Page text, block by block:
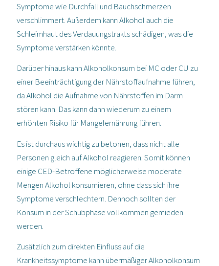
Symptome wie Durchfall und Bauchschmerzen
verschlimmert. Außerdem kann Alkohol auch die
Schleimhaut des Verdauungstrakts schädigen, was die
Symptome verstärken könnte.
Darüber hinaus kann Alkoholkonsum bei MC oder CU zu
einer Beeinträchtigung der Nährstoffaufnahme führen,
da Alkohol die Aufnahme von Nährstoffen im Darm
stören kann. Das kann dann wiederum zu einem
erhöhten Risiko für Mangelernährung führen.
Es ist durchaus wichtig zu betonen, dass nicht alle
Personen gleich auf Alkohol reagieren. Somit können
einige CED-Betroffene möglicherweise moderate
Mengen Alkohol konsumieren, ohne dass sich ihre
Symptome verschlechtern. Dennoch sollten der
Konsum in der Schubphase vollkommen gemieden
werden.
Zusätzlich zum direkten Einfluss auf die
Krankheitssymptome kann übermäßiger Alkoholkonsum